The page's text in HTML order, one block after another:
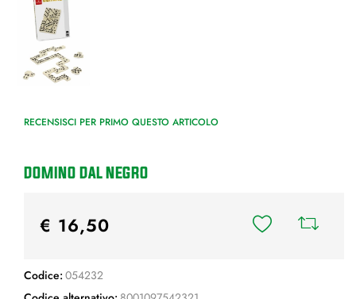
RECENSISCI PER PRIMO QUESTO ARTICOLO
DOMINO DAL NEGRO
€ 16,50
Codice: 054232